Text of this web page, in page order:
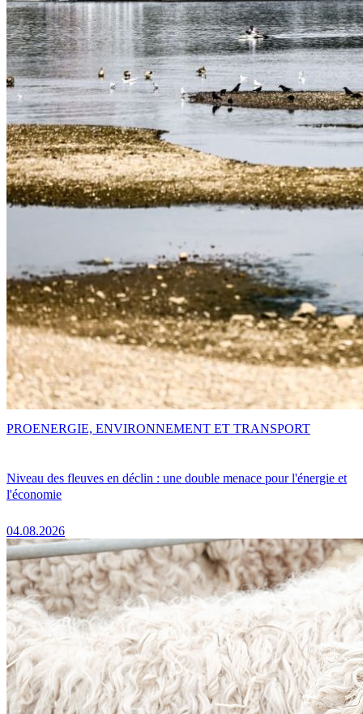
Niveau des fleuves en déclin : une double menace pour l'énergie et
l'économie
04.08.2026
PROENERGIE, ENVIRONNEMENT ET TRANSPORT